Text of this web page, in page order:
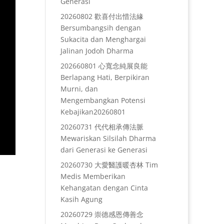
20260802 歡喜付出惜法緣
Bersumbangsih dengan
Sukacita dan Menghargai
Jalinan Jodoh Dharma
202660801 心寬念純展良能
Berlapang Hati, Berpikiran
Murni, dan
Mengembangkan Potensi
Kebajikan20260801
20260731 代代相承傳法脈
Mewariskan Silsilah Dharma
dari Generasi ke Generasi
20260730 大愛醫護暖杏林 Tim
Medis Memberikan
Kehangatan dengan Cinta
Kasih Agung
20260729 崇德感恩傳善念